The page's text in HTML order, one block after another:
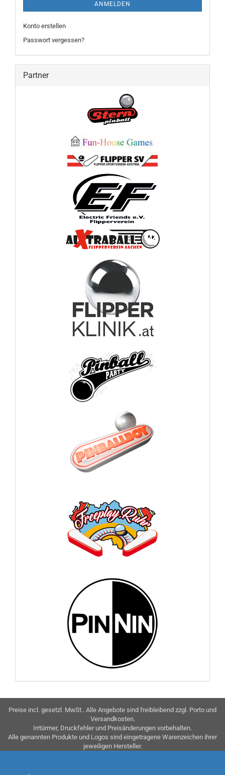
ANMELDEN
Konto erstellen
Passwort vergessen?
Partner
Preise incl. gesetzl. MwSt.. Alle Angebote sind freibleibend zzgl. Porto und
Versandkosten.
Irrtürmer, Druckfehler und Preisänderungen vorbehalten.
Alle genannten Produkte und Logos sind eingetragene Warenzeichen ihrer
jeweiligen Hersteller.